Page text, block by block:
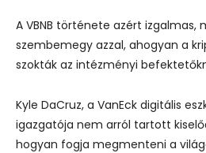
A VBNB története azért izgalmas,
szembemegy azzal, ahogyan a
szokták az intézményi
Kyle DaCruz, a VanEck digitális
igazgatója nem arról tartott
hogyan fogja megmenteni a